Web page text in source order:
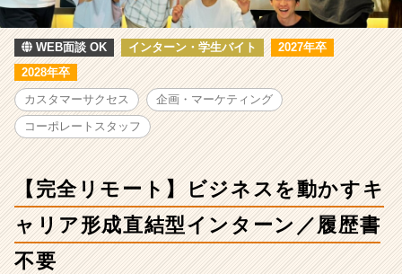
リ
モ
ー
ジ
ネ
ス
動
か
す
キ
WEB面談 OK インターン・学生バイト
2027年卒
2028年卒
カスタマーサクセス 企画・マーケティング
コーポレートスタッフ
【完全リモート】ビジネスを動かすキ
ャリア形成直結型インターン／履歴書
不要